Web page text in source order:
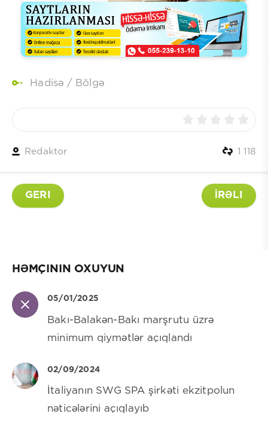
Hadisə / Bölgə
Redaktor 1 118
GERI İRƏLI
HƏMÇININ OXUYUN
05/01/2025
Bakı-Balakən-Bakı marşrutu üzrə
minimum qiymətlər açıqlandı
02/09/2024
İtaliyanın SWG SPA şirkəti ekzitpolun
nəticələrini açıqlayıb